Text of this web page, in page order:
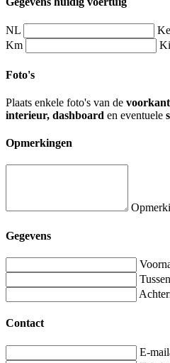
NL
Km
Foto's
Plaats enkele foto's van de
interieur, dashboard en eventuele
Opmerkingen
Gegevens
Contact
E-